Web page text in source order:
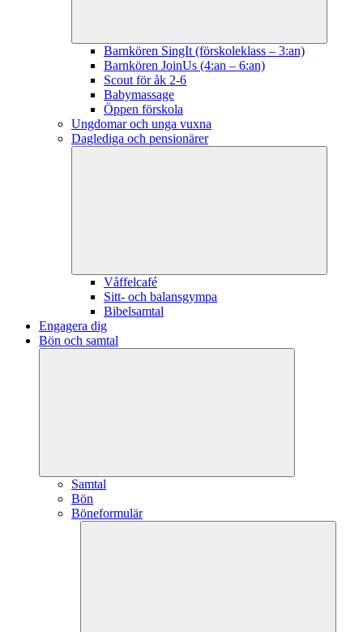
Barnkören SingIt (förskoleklass – 3:an)
Barnkören JoinUs (4:an – 6:an)
Scout för åk 2-6
Babymassage
Öppen förskola
Ungdomar och unga vuxna
Daglediga och pensionärer
Våffelcafé
Sitt- och balansgympa
Bibelsamtal
Engagera dig
Bön och samtal
Samtal
Bön
Böneformulär